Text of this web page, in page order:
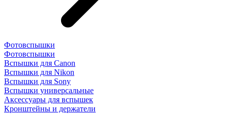
Фотовспышки
Фотовспышки
Вспышки для Canon
Вспышки для Nikon
Вспышки для Sony
Вспышки универсальные
Аксесcуары для вспышек
Кронштейны и держатели